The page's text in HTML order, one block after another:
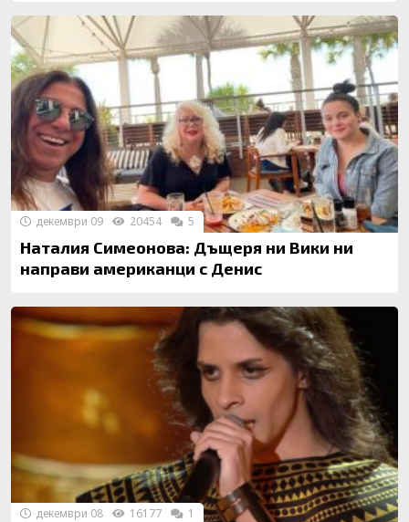
Наталия Симеонова: Дъщеря ни Вики ни
направи американци с Денис
декември 09 20454 5
декември 08 16177 1